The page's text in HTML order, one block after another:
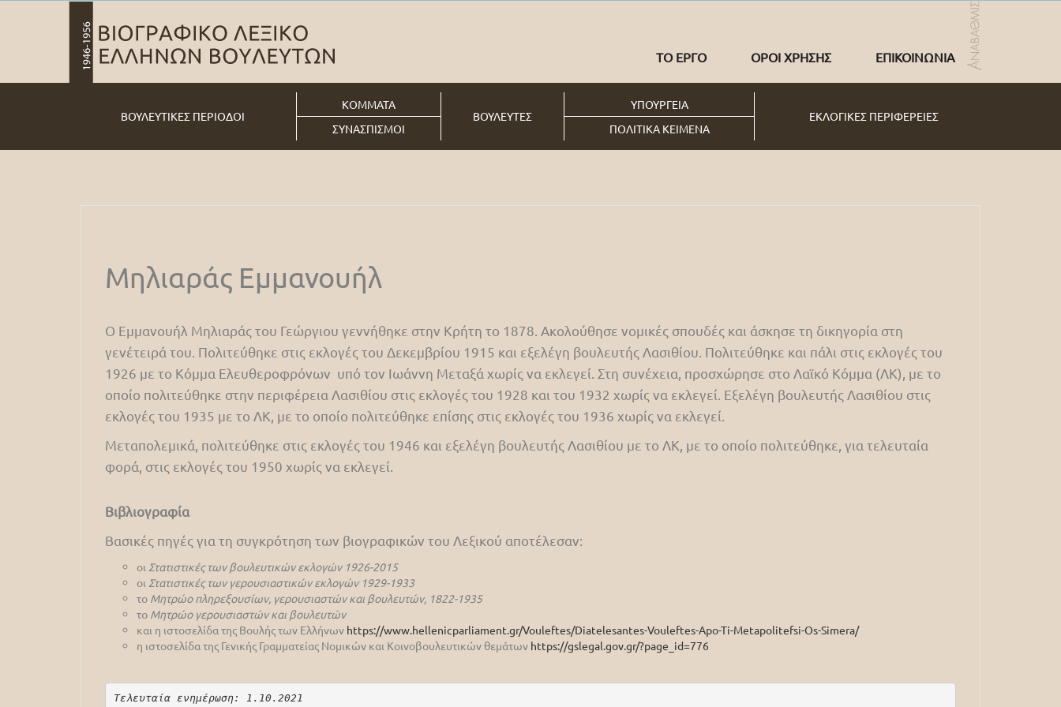
ΤΟ ΕΡΓΟ ΟΡΟΙ ΧΡΗΣΗΣ ΕΠΙΚΟΙΝΩΝΙΑ
ΒΟΥΛΕΥΤΙΚΕΣ ΠΕΡΙΟΔΟΙ
ΚΟΜΜΑΤΑ
ΒΟΥΛΕΥΤΕΣ
ΥΠΟΥΡΓΕΙΑ
ΕΚΛΟΓΙΚΕΣ ΠΕΡΙΦΕΡΕΙΕΣ
ΣΥΝΑΣΠΙΣΜΟΙ
ΠΟΛΙΤΙΚΑ ΚΕΙΜΕΝΑ
Μηλιαράς Εμμανουήλ
Ο Εμμανουήλ Μηλιαράς του Γεώργιου γεννήθηκε στην Κρήτη το 1878. Ακολούθησε νομικές σπουδές και άσκησε τη δικηγορία στη
γενέτειρά του. Πολιτεύθηκε στις εκλογές του Δεκεμβρίου 1915 και εξελέγη βουλευτής Λασιθίου. Πολιτεύθηκε και πάλι στις εκλογές του
1926 με το Κόμμα Ελευθεροφρόνων υπό τον Ιωάννη Μεταξά χωρίς να εκλεγεί. Στη συνέχεια, προσχώρησε στο Λαϊκό Κόμμα (ΛΚ), με το
οποίο πολιτεύθηκε στην περιφέρεια Λασιθίου στις εκλογές του 1928 και του 1932 χωρίς να εκλεγεί. Εξελέγη βουλευτής Λασιθίου στις
εκλογές του 1935 με το ΛΚ, με το οποίο πολιτεύθηκε επίσης στις εκλογές του 1936 χωρίς να εκλεγεί.
Μεταπολεμικά, πολιτεύθηκε στις εκλογές του 1946 και εξελέγη βουλευτής Λασιθίου με το ΛΚ, με το οποίο πολιτεύθηκε, για τελευταία
φορά, στις εκλογές του 1950 χωρίς να εκλεγεί.
Βιβλιογραφία
Βασικές πηγές για τη συγκρότηση των βιογραφικών του Λεξικού αποτέλεσαν:
οι Στατιστικές των βουλευτικών εκλογών 1926-2015
οι Στατιστικές των γερουσιαστικών εκλογών 1929-1933
το Μητρώο πληρεξουσίων, γερουσιαστών και βουλευτών, 1822-1935
το Μητρώο γερουσιαστών και βουλευτών
και η ιστοσελίδα της Βουλής των Ελλήνων https://www.hellenicparliament.gr/Vouleftes/Diatelesantes-Vouleftes-Apo-Ti-Metapolitefsi-Os-Simera/
η ιστοσελίδα της Γενικής Γραμματείας Νομικών και Κοινοβουλευτικών θεμάτων https://gslegal.gov.gr/?page_id=776
Τελευταία ενημέρωση: 1.10.2021